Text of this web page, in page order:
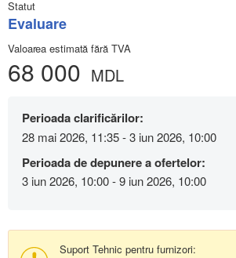
Statut
Evaluare
Valoarea estimată fără TVA
68 000 MDL
Perioada clarificărilor:
28 mai 2026, 11:35 - 3 iun 2026, 10:00
Perioada de depunere a ofertelor:
3 iun 2026, 10:00 - 9 iun 2026, 10:00
Suport Tehnic pentru furnizori: